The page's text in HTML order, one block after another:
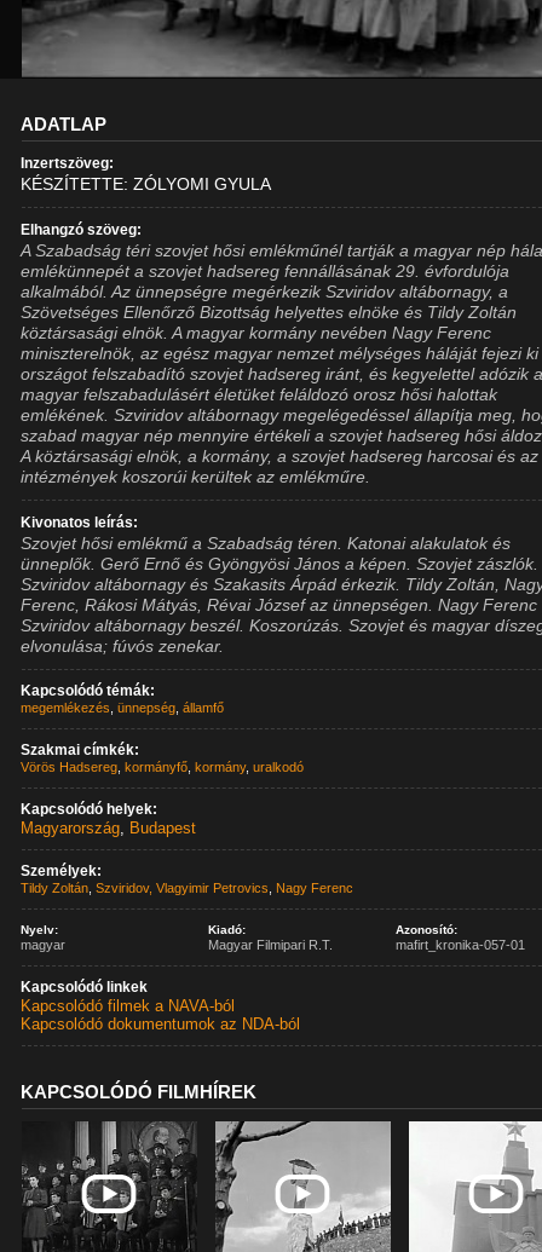
ADATLAP
Inzertszöveg:
KÉSZÍTETTE: ZÓLYOMI GYULA
Elhangzó szöveg:
A Szabadság téri szovjet hősi emlékműnél tartják a magyar nép
emlékünnepét a szovjet hadsereg fennállásának 29. évfordulója
alkalmából. Az ünnepségre megérkezik Szviridov altábornagy, a
Szövetséges Ellenőrző Bizottság helyettes elnöke és Tildy Zoltán
köztársasági elnök. A magyar kormány nevében Nagy Ferenc
miniszterelnök, az egész magyar nemzet mélységes háláját fejezi
országot felszabadító szovjet hadsereg iránt, és kegyelettel adózik
magyar felszabadulásért életüket feláldozó orosz hősi halottak
emlékének. Szviridov altábornagy megelégedéssel állapítja meg,
szabad magyar nép mennyire értékeli a szovjet hadsereg hősi
A köztársasági elnök, a kormány, a szovjet hadsereg harcosai és az
intézmények koszorúi kerültek az emlékműre.
Kivonatos leírás:
Szovjet hősi emlékmű a Szabadság téren. Katonai alakulatok és
ünneplők. Gerő Ernő és Gyöngyösi János a képen. Szovjet zászlók.
Szviridov altábornagy és Szakasits Árpád érkezik. Tildy Zoltán,
Ferenc, Rákosi Mátyás, Révai József az ünnepségen. Nagy Ferenc
Szviridov altábornagy beszél. Koszorúzás. Szovjet és magyar
elvonulása; fúvós zenekar.
Kapcsolódó témák:
megemlékezés ,ünnepség ,államfő
Szakmai címkék:
Vörös Hadsereg ,kormányfő ,kormány,uralkodó
Kapcsolódó helyek:
Magyarország, Budapest
Személyek:
Tildy Zoltán ,Szviridov, Vlagyimir Petrovics Nagy Ferenc
Nyelv:
magyar
Kiadó:
Magyar Filmipari R.T.
Azonosító:
mafirt_kronika-057-01
Kapcsolódó linkek
Kapcsolódó filmek a NAVA-ból
Kapcsolódó dokumentumok az NDA-ból
KAPCSOLÓDÓ FILMHÍREK